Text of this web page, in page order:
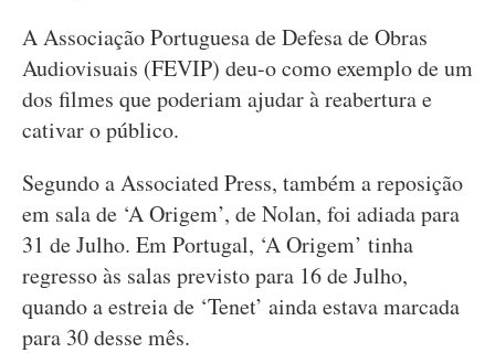
A Associação Portuguesa de Defesa de Obras
Audiovisuais (FEVIP) deu-o como exemplo de um
dos filmes que poderiam ajudar à reabertura e
cativar o público.
Segundo a Associated Press, também a reposição
em sala de ‘A Origem’, de Nolan, foi adiada para
31 de Julho. Em Portugal, ‘A Origem’ tinha
regresso às salas previsto para 16 de Julho,
quando a estreia de ‘Tenet’ ainda estava marcada
para 30 desse mês.